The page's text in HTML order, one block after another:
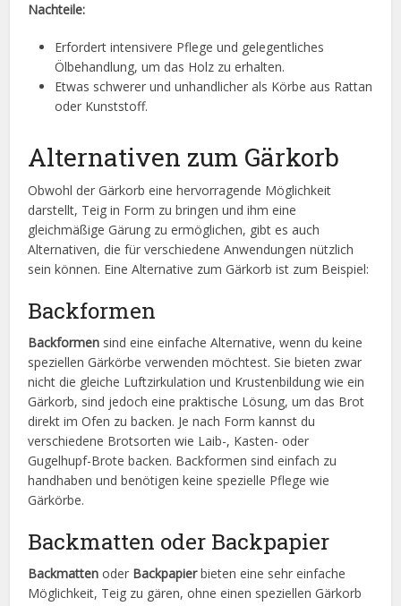
Nachteile:
Erfordert intensivere Pflege und gelegentliches
Ölbehandlung, um das Holz zu erhalten.
Etwas schwerer und unhandlicher als Körbe aus Rattan
oder Kunststoff.
Alternativen zum Gärkorb
Obwohl der Gärkorb eine hervorragende Möglichkeit
darstellt, Teig in Form zu bringen und ihm eine
gleichmäßige Gärung zu ermöglichen, gibt es auch
Alternativen, die für verschiedene Anwendungen nützlich
sein können. Eine Alternative zum Gärkorb ist zum Beispiel:
Backformen
Backformen sind eine einfache Alternative, wenn du keine
speziellen Gärkörbe verwenden möchtest. Sie bieten zwar
nicht die gleiche Luftzirkulation und Krustenbildung wie ein
Gärkorb, sind jedoch eine praktische Lösung, um das Brot
direkt im Ofen zu backen. Je nach Form kannst du
verschiedene Brotsorten wie Laib-, Kasten- oder
Gugelhupf-Brote backen. Backformen sind einfach zu
handhaben und benötigen keine spezielle Pflege wie
Gärkörbe.
Backmatten oder Backpapier
Backmatten oder Backpapierbieten eine sehr einfache
Möglichkeit, Teig zu gären, ohne einen speziellen Gärkorb